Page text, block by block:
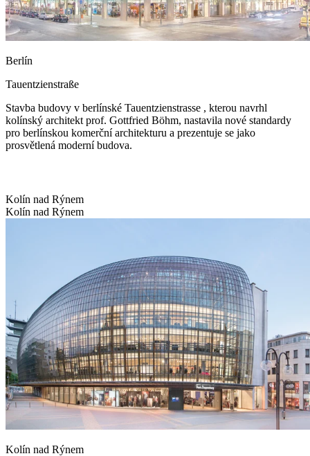
Berlín
Tauentzienstraße
Stavba budovy v berlínské Tauentzienstrasse , kterou navrhl
kolínský architekt prof. Gottfried Böhm, nastavila nové standardy
pro berlínskou komerční architekturu a prezentuje se jako
prosvětlená moderní budova.
Kolín nad Rýnem
Kolín nad Rýnem
Kolín nad Rýnem